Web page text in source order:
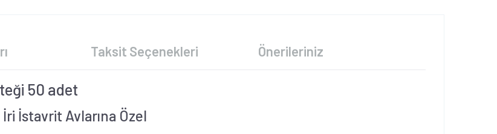
50 adet
İstavrit Avlarına Özel
Taksit Seçenekleri Önerileriniz